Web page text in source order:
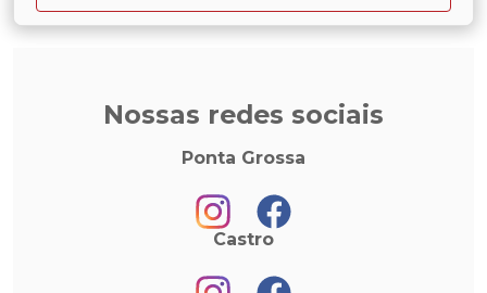
Nossas redes sociais
Ponta Grossa
Castro